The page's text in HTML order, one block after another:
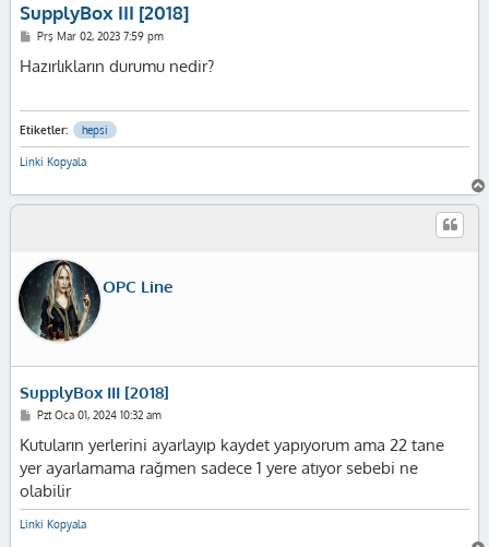
SupplyBox III [2018]
M
s
a
Prş Mar 02, 2023 7:59 pm
Hazırlıkların durumu nedir?
Etiketler: hepsi
Linki Kopyala
OPC Line
SupplyBox III [2018]
M
s
a
j
Pzt Oca 01, 2024 10:32 am
Kutuların yerlerini ayarlayıp kaydet yapıyorum ama 22 tane
yer ayarlamama rağmen sadece 1 yere atıyor sebebi ne
olabilir
Linki Kopyala